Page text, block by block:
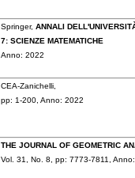
Springer, ANNALI
7: SCIENZE MATEMATICHE
Anno: 2022
CEA-Zanichelli,
pp: 1-200, Anno: 2022
THE JOURNAL OF GEOMETRIC
Vol. 31,
No. 8, pp: 7773-7811,